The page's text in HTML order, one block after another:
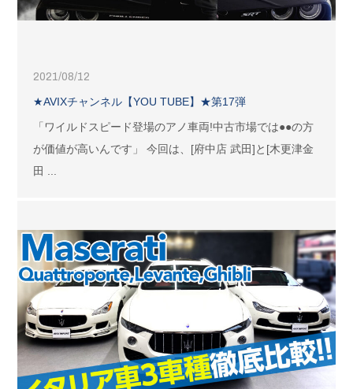
2021/08/12
★AVIXチャンネル【YOU TUBE】★第17弾
「ワイルドスピード登場のアノ車両!中古市場では●●の方
が価値が高いんです」 今回は、[府中店 武田]と[木更津金
田 ...